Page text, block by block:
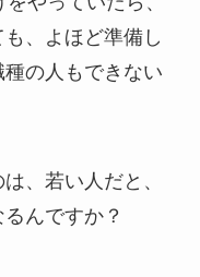
、よほど準備し
の人もできない
、若い人だと、
んですか？